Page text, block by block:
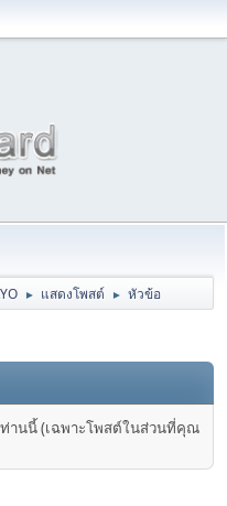
► แสดงโพสต์ ► หัวข้อ
นนี้ (เฉพาะโพสต์ในส่วนที่คุณ